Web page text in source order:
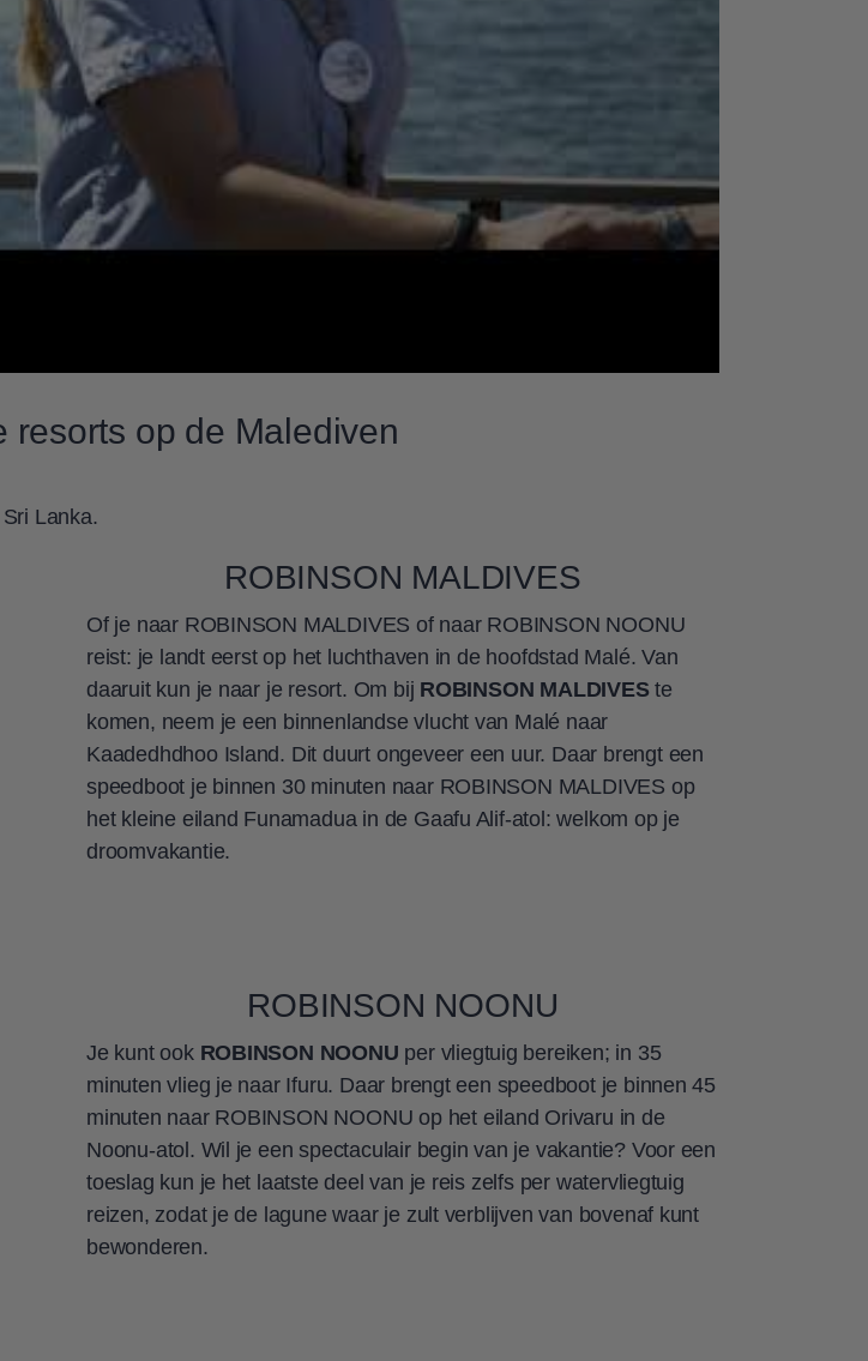
resorts op de Malediven
Lanka.
ROBINSON MALDIVES
Of je naar ROBINSON MALDIVES of naar ROBINSON NOONU
reist: je landt eerst op het luchthaven in de hoofdstad Malé. Van
daaruit kun je naar je resort. Om bij ROBINSON MALDIVESte
komen, neem je een binnenlandse vlucht van Malé naar
Kaadedhdhoo Island. Dit duurt ongeveer een uur. Daar brengt een
speedboot je binnen 30 minuten naar ROBINSON MALDIVES op
het kleine eiland Funamadua in de Gaafu Alif-atol: welkom op je
droomvakantie.
ROBINSON NOONU
Je kunt ook ROBINSON NOONU per vliegtuig bereiken; in 35
minuten vlieg je naar Ifuru. Daar brengt een speedboot je binnen 45
minuten naar ROBINSON NOONU op het eiland Orivaru in de
Noonu-atol. Wil je een spectaculair begin van je vakantie? Voor een
toeslag kun je het laatste deel van je reis zelfs per watervliegtuig
reizen, zodat je de lagune waar je zult verblijven van bovenaf kunt
bewonderen.